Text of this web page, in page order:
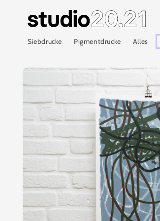
Siebdrucke Pigmentdrucke Alles
Zu
springen